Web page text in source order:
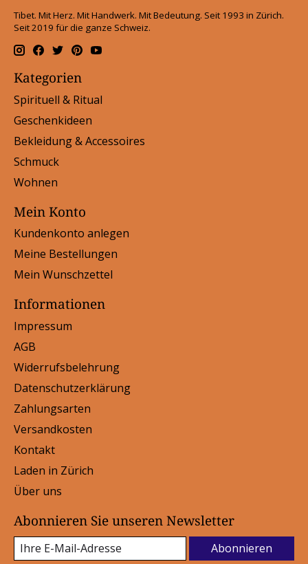
Tibet. Mit Herz. Mit Handwerk. Mit Bedeutung. Seit 1993 in Zürich.
Seit 2019 für die ganze Schweiz.
Kategorien
Spirituell & Ritual
Geschenkideen
Bekleidung & Accessoires
Schmuck
Wohnen
Mein Konto
Kundenkonto anlegen
Meine Bestellungen
Mein Wunschzettel
Informationen
Impressum
AGB
Widerrufsbelehrung
Datenschutzerklärung
Zahlungsarten
Versandkosten
Kontakt
Laden in Zürich
Über uns
Abonnieren Sie unseren Newsletter
Abonnieren